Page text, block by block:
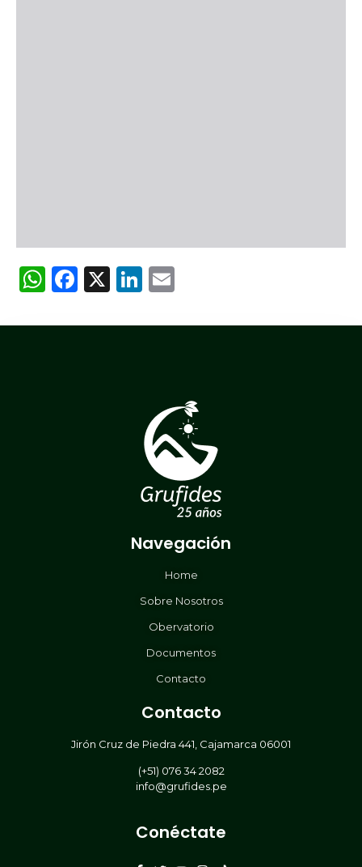
WhatsApp
Facebook
X LinkedIn
Navegación
Home
Sobre Nosotros
Obervatorio
Documentos
Contacto
Contacto
Jirón Cruz de Piedra 441, Cajamarca 06001
(+51) 076 34 2082
info@grufides.pe
Conéctate